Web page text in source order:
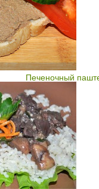
Печеночный